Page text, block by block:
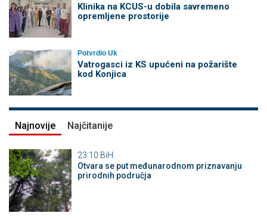
Klinika na KCUS-u dobila savremeno
opremljene prostorije
Potvrdio Uk
Vatrogasci iz KS upućeni na požarište
kod Konjica
Najnovije Najčitanije
23:10 BiH
Otvara se put međunarodnom priznavanju
prirodnih područja